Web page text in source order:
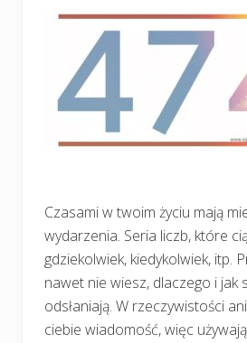
Czasami w twoim życiu mają
wydarzenia. Seria liczb, które
gdziekolwiek, kiedykolwiek, itp.
nawet nie wiesz, dlaczego i jak
odsłaniają. W rzeczywistości
ciebie wiadomość, więc